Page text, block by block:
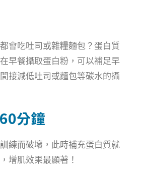
會吃吐司或雜糧麵包？蛋白質
早餐攝取蛋白粉，可以補足早
接減低吐司或麵包等碳水的攝
分鐘
練而破壞，此時補充蛋白質就
增肌效果最顯著！